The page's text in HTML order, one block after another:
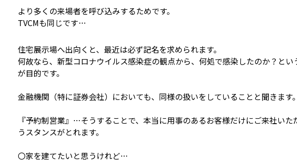
より多くの来場者を呼び込みするためです。
TVCMも同じです…
住宅展示場へ出向くと、最近は必ず記名を求められます。
何故なら、新型コロナウイルス感染症の観点から、何処で感染したのか？とい
が目的です。
金融機関（特に証券会社）においても、同様の扱いをしていることと聞きます。
『予約制営業』…そうすることで、本当に用事のあるお客様だけにご来社い
うスタンスがとれます。
〇家を建てたいと思うけれど…